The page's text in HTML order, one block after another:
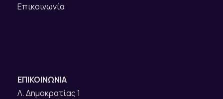
Επικοινωνία
ΕΠΙΚΟΙΝΩΝΙΑ
Λ. Δημοκρατίας 1